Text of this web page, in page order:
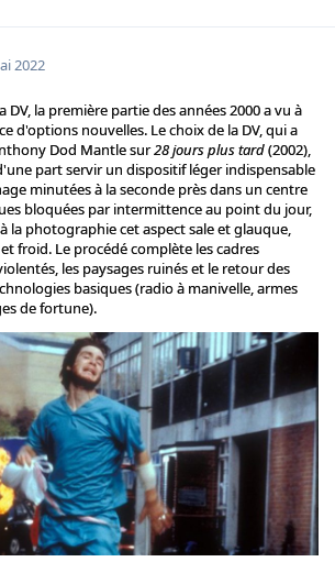
2022
DV, la première partie des années 2000 a vu à
d'options nouvelles. Le choix de la DV, qui a
Dod Mantle sur28 jours plus tard(2002),
part servir un dispositif léger indispensable
minutées à la seconde près dans un centre
bloquées par intermittence au point du jour,
la photographie cet aspect sale et glauque,
froid. Le procédé complète les cadres
les paysages ruinés et le retour des
basiques (radio à manivelle, armes
de fortune).